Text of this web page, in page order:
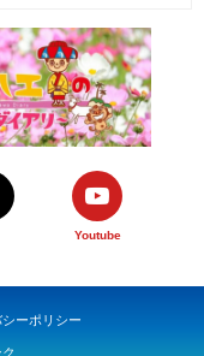
Youtube
ーポリシー